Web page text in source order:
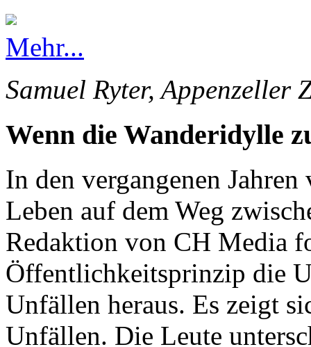
Mehr...
Samuel Ryter, Appenzeller
Wenn die Wanderidylle
In den vergangenen
Leben auf dem Weg
Redaktion von CH Media
Öffentlichkeitsprinzip die
Unfällen heraus. Es zeigt
Unfällen. Die Leute